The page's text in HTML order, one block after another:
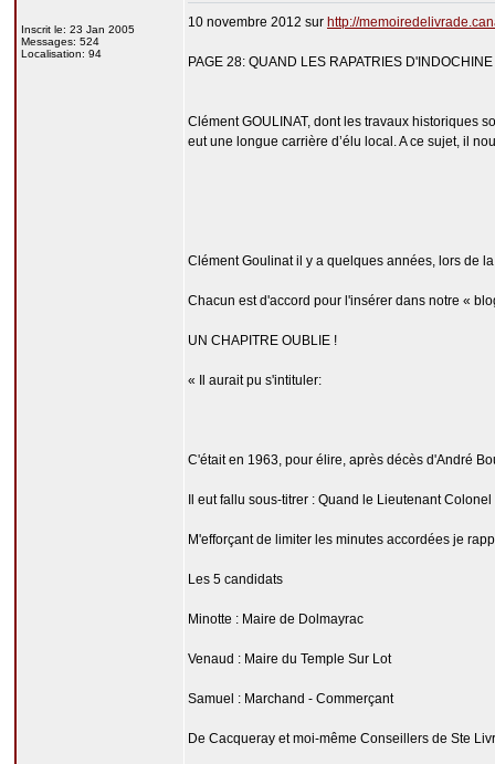
Inscrit le: 23 Jan 2005
Messages: 524
Localisation: 94
10 novembre 2012 sur http://
PAGE 28: QUAND LES RAPATRIES
Clément GOULINAT, dont les travaux historiques
eut une longue carrière d’élu local. A ce sujet, il
Clément Goulinat il y a quelques années, lors de
Chacun est d'accord pour l'insérer dans notre «
UN CHAPITRE OUBLIE !
« Il aurait pu s'intituler:
C'était en 1963, pour élire, après décès d'André
Il eut fallu sous-titrer : Quand le Lieutenant
M'efforçant de limiter les minutes accordées je
Les 5 candidats
Minotte : Maire de Dolmayrac
Venaud : Maire du Temple Sur Lot
Samuel : Marchand - Commerçant
De Cacqueray et moi-même Conseillers de Ste